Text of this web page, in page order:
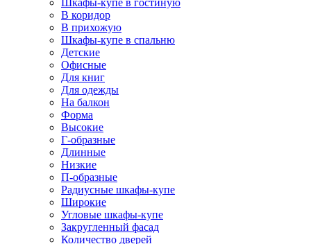
Шкафы-купе в гостиную
В коридор
В прихожую
Шкафы-купе в спальню
Детские
Офисные
Для книг
Для одежды
На балкон
Форма
Высокие
Г-образные
Длинные
Низкие
П-образные
Радиусные шкафы-купе
Широкие
Угловые шкафы-купе
Закругленный фасад
Количество дверей